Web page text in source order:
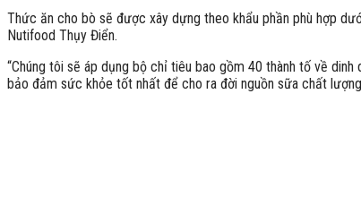
Thức ăn cho bò sẽ được xây dựng theo khẩu phần phù hợp
Nutifood Thụy Điển.
“Chúng tôi sẽ áp dụng bộ chỉ tiêu bao gồm 40 thành tố về
bảo đảm sức khỏe tốt nhất để cho ra đời nguồn sữa chất